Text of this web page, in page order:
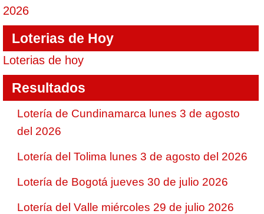
2026
Loterias de Hoy
Loterias de hoy
Resultados
Lotería de Cundinamarca lunes 3 de agosto
del 2026
Lotería del Tolima lunes 3 de agosto del 2026
Lotería de Bogotá jueves 30 de julio 2026
Lotería del Valle miércoles 29 de julio 2026